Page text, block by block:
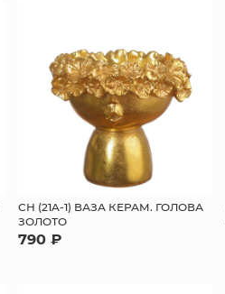
СН (21A-1) ВАЗА КЕРАМ. ГОЛОВА
ЗОЛОТО
790 ₽